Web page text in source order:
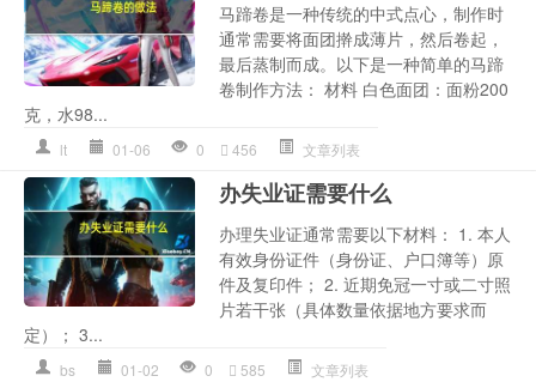
马蹄卷是一种传统的中式点心，制作时
通常需要将面团擀成薄片，然后卷起，
最后蒸制而成。以下是一种简单的马蹄
卷制作方法： 材料 白色面团：面粉200
克，水98...
lt 01-06 0 456 文章列表
办失业证需要什么
办理失业证通常需要以下材料： 1. 本人
有效身份证件（身份证、户口簿等）原
件及复印件； 2. 近期免冠一寸或二寸照
片若干张（具体数量依据地方要求而
定）； 3...
bs 01-02 0 585 文章列表